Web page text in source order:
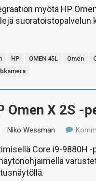
myötä HP
suoratoistopalvelun
HP OMEN 45L Omen
Omen X 2S -
/Niko Wessman
Core i9-9880H -